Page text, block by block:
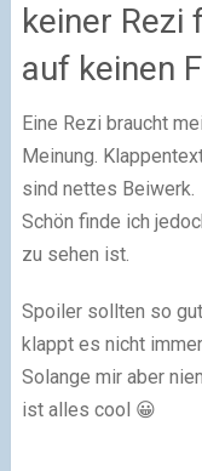
keiner Rezi
auf keinen
Eine Rezi braucht
Meinung.
sind nettes Beiwerk.
Schön finde ich
zu sehen ist.
Spoiler sollten so
klappt es nicht
Solange mir aber
ist alles cool 😀